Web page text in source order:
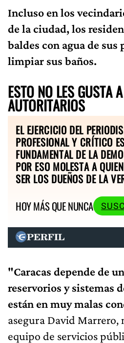
Incluso en los
de la ciudad, los
baldes con agua de sus
limpiar sus baños.
ESTO NO LES GUSTA
AUTORITARIOS
EL EJERCICIO DEL
PROFESIONAL Y CRÍTICO
FUNDAMENTAL DE LA
POR ESO MOLESTA A
SER LOS DUEÑOS DE LA
HOY MÁS QUE NUNCA
"Caracas depende de
reservorios y sistemas
están en muy malas
asegura David Marrero,
equipo de servicios